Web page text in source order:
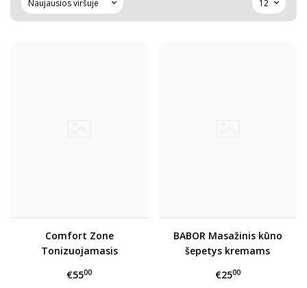
Comfort Zone
Tonizuojamasis
kremas Body Strategist
€5500
BABOR Masažinis kūno
šepetys kremams
€2500